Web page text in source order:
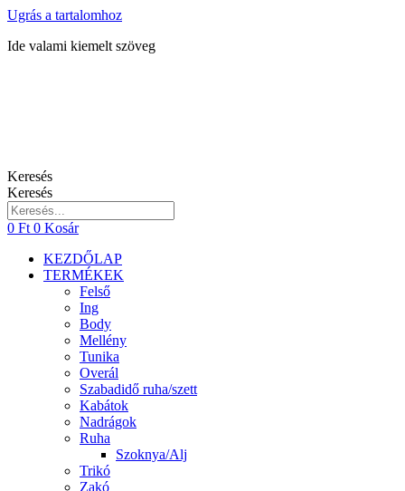
Ugrás a tartalomhoz
Ide valami kiemelt szöveg
Keresés
Keresés
0 Ft 0 Kosár
KEZDŐLAP
TERMÉKEK
Felső
Ing
Body
Mellény
Tunika
Overál
Szabadidő ruha/szett
Kabátok
Nadrágok
Ruha
Szoknya/Alj
Trikó
Zakó